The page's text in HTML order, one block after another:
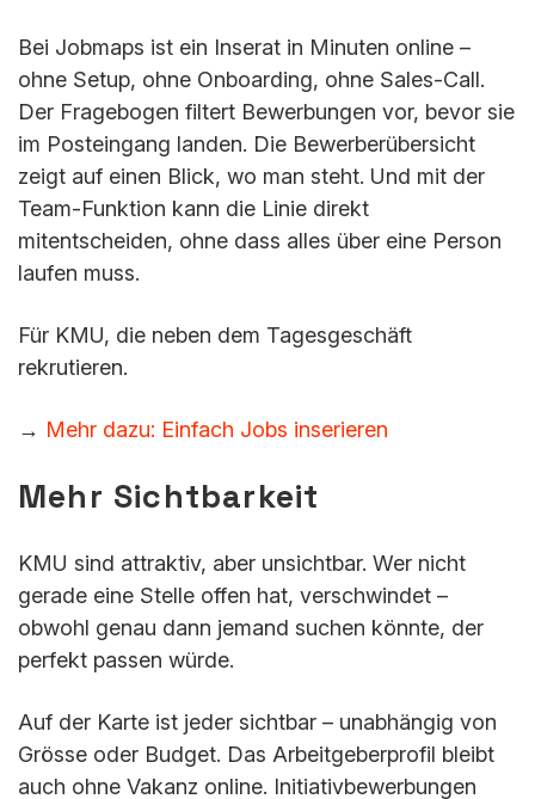
Bei Jobmaps ist ein Inserat in Minuten online –
ohne Setup, ohne Onboarding, ohne Sales-Call.
Der Fragebogen filtert Bewerbungen vor, bevor sie
im Posteingang landen. Die Bewerberübersicht
zeigt auf einen Blick, wo man steht. Und mit der
Team-Funktion kann die Linie direkt
mitentscheiden, ohne dass alles über eine Person
laufen muss.
Für KMU, die neben dem Tagesgeschäft
rekrutieren.
→ Mehr dazu: Einfach Jobs inserieren
Mehr Sichtbarkeit
KMU sind attraktiv, aber unsichtbar. Wer nicht
gerade eine Stelle offen hat, verschwindet –
obwohl genau dann jemand suchen könnte, der
perfekt passen würde.
Auf der Karte ist jeder sichtbar – unabhängig von
Grösse oder Budget. Das Arbeitgeberprofil bleibt
auch ohne Vakanz online. Initiativbewerbungen